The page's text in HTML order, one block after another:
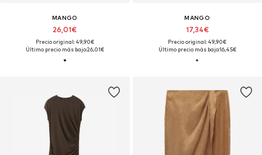
MANGO
26,01€
Precio original: 49,90€
Último precio más bajo:26,01€
MANGO
17,34€
Precio original: 49,90€
Último precio más bajo:16,45€